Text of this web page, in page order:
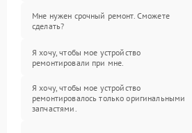
Мне нужен срочный ремонт. Сможете
сделать?
Я хочу, чтобы мое устройство
ремонтировали при мне.
Я хочу, чтобы мое устройство
ремонтировалось только оригинальными
запчастями.